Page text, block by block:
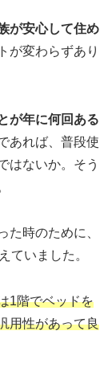
が安心して住め
が変わらずあり
が年に何回ある
あれば、普段使
はないか。そう
た時のために、
ていました。
1階でベッドを
用性があって良